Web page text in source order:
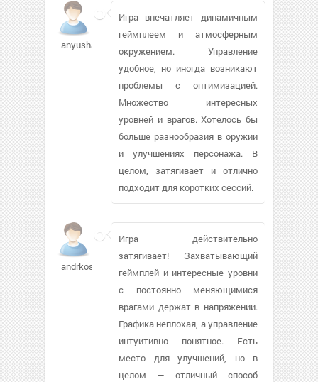
anyusha06982
Игра впечатляет динамичным
геймплеем и атмосферным
окружением. Управление
удобное, но иногда возникают
проблемы с оптимизацией.
Множество интересных
уровней и врагов. Хотелось бы
больше разнообразия в оружии
и улучшениях персонажа. В
целом, затягивает и отлично
подходит для коротких сессий.
andrkos1
Игра действительно
затягивает! Захватывающий
геймплей и интересные уровни
с постоянно меняющимися
врагами держат в напряжении.
Графика неплохая, а управление
интуитивно понятное. Есть
место для улучшений, но в
целом — отличный способ